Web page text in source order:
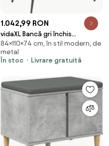
1.042,99 RON
vidaXL Bancă gri închis
110x74x84 cm catifea
84×110×74 cm, în stil modern, de
metal
În stoc
Livrare gratuită